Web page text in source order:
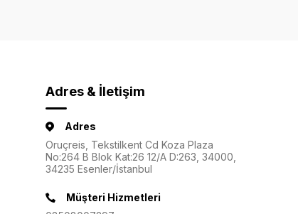
Adres & İletişim
Adres
Oruçreis, Tekstilkent Cd Koza Plaza
No:264 B Blok Kat:26 12/A D:263, 34000,
34235 Esenler/İstanbul
Müşteri Hizmetleri